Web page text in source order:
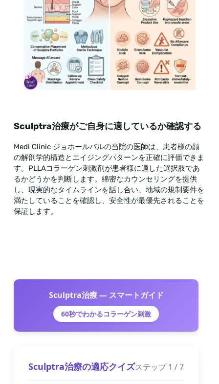
Sculptra治療がご自身に適しているか確認する
Medi Clinic ジョホールバルの当院の医師は、患者様の顔
の解剖学的構造とエイジングパターンを正確に評価できま
す。PLLAコラーゲン刺激剤が患者様に適した選択肢であ
るかどうかを判断します。綿密なカウンセリングを提供
し、現実的なタイムラインを話し合い、地域の規制要件を
満たしていることを確認し、安全性が最優先されることを
保証します。
Sculptra治療 — スマートガイド
60秒でわかるコラーゲン刺激
Sculptra治療の適応クイズステップ1 /7